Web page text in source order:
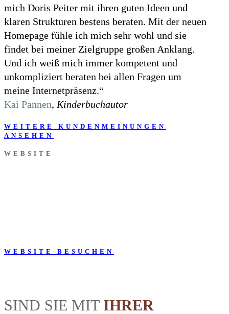
mich Doris Peiter mit ihren guten Ideen und
klaren Strukturen bestens beraten. Mit der neuen
Homepage fühle ich mich sehr wohl und sie
findet bei meiner Zielgruppe großen Anklang.
Und ich weiß mich immer kompetent und
unkompliziert beraten bei allen Fragen um
meine Internetpräsenz.“
Kai Pannen, Kinderbuchautor
WEITERE KUNDENMEINUNGEN
ANSEHEN
WEBSITE
WEBSITE BESUCHEN
SIND SIE MIT IHRER